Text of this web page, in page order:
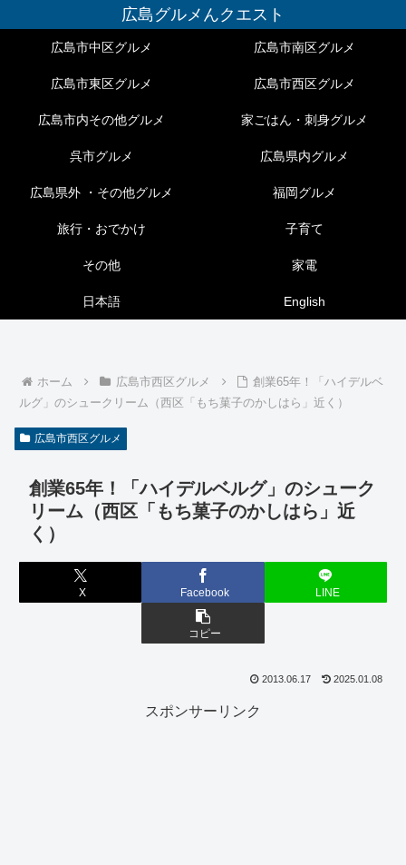
広島グルメんクエスト
広島市中区グルメ 広島市南区グルメ
広島市東区グルメ 広島市西区グルメ
広島市内その他グルメ 家ごはん・刺身グルメ
呉市グルメ 広島県内グルメ
広島県外 ・その他グルメ 福岡グルメ
旅行・おでかけ 子育て
その他 家電
日本語 English
ホーム 広島市西区グルメ
創業65年！「ハイデルベ
ルグ」のシュークリーム（西区「もち菓子のかしはら」近く）
広島市西区グルメ
創業65年！「ハイデルベルグ」のシューク
リーム（西区「もち菓子のかしはら」近
く）
X Facebook LINE
コピー
2013.06.17 2025.01.08
スポンサーリンク